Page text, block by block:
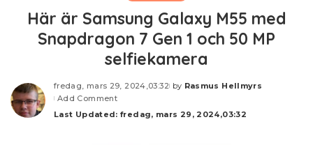
Här är Samsung Galaxy M55 med
Snapdragon 7 Gen 1 och 50 MP
selfiekamera
fredag, mars 29, 2024,03:32
Posted
by Rasmus Hellmyrs
Add Comment
Last Updated: fredag, mars 29, 2024,03:32